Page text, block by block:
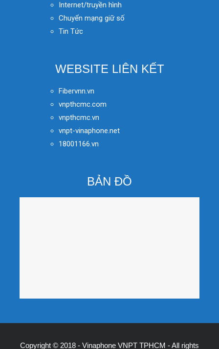
Internet/truyền hình
Chuyển mạng giữ số
Tin Tức
WEBSITE LIÊN KẾT
Fibervnn.vn
vnpthcmc.com
vnpthcmc.vn
vnpt-vinaphone.net
18001166.vn
BẢN ĐỒ
Copyright © 2018 - Vinaphone VNPT TPHCM - All rights